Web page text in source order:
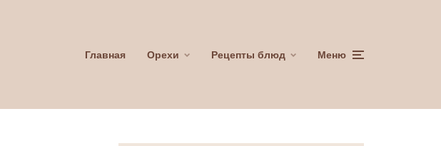
Главная Орехи Рецепты блюд Меню